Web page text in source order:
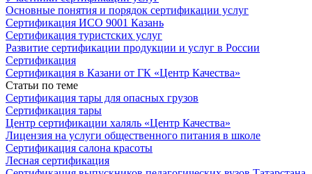
Основные понятия и порядок сертификации услуг
Сертификация ИСО 9001 Казань
Сертификация туристских услуг
Развитие сертификации продукции и услуг в России
Сертификация
Сертификация в Казани от ГК «Центр Качества»
Статьи по теме
Сертификация тары для опасных грузов
Сертификация тары
Центр сертификации халяль «Центр Качества»
Лицензия на услуги общественного питания в школе
Сертификация салона красоты
Лесная сертификация